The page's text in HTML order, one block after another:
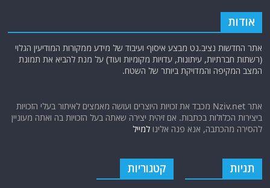
אודות
אתר החדשות נציב.נט מבצע איסוף ועיבוד של מידע ממקורות המודיעין הגלוי
(רשתות חברתיות, עיתונות, עדויות מקומיות ועוד) על מנת להביא את תמונת
המצב המקיפה והמדויקת ביותר של השטח.
אתר Nziv.net מכבד את זכויות היוצרים ועושה מאמצים לאיתור בעלי הזכויות
ביצירות הכלולות בכתבות. אם זיהית יצירה שאתה בעל הזכויות בה ואתה מעוניין
להסירה מהכתבה, אנא פנה אלינולמייל
תגיות קטגוריות